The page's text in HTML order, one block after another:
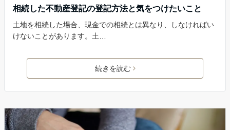
相続した不動産登記の登記方法と気をつけたいこと
土地を相続した場合、現金での相続とは異なり、しなければい
けないことがあります。土…
続きを読む